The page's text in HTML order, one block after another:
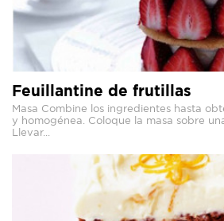
Feuillantine de frutillas
Masa Combine los ingredientes hasta
y homogénea. Coloque la masa sobre
Llevar...